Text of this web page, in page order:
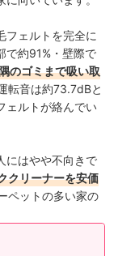
フェルトを完全に
で約91%・壁際で
のゴミまで吸い取
転音は約73.7dBと
ェルトが絡んでい
にはやや不向きで
クリーナーを安価
ペットの多い家の